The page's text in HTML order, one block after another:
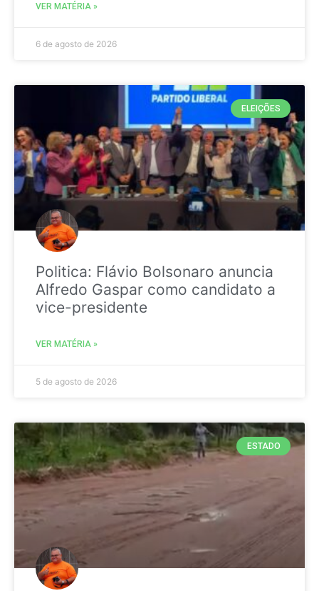
VER MATÉRIA »
6 de agosto de 2026
ELEIÇÕES
Politica: Flávio Bolsonaro anuncia
Alfredo Gaspar como candidato a
vice-presidente
VER MATÉRIA »
5 de agosto de 2026
ESTADO